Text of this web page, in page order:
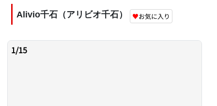
Alivio千石（アリビオ千石） ♥お気に入り
1/15